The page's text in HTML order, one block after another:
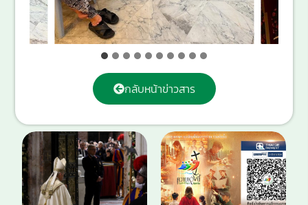
กลับหน้าข่าวสาร